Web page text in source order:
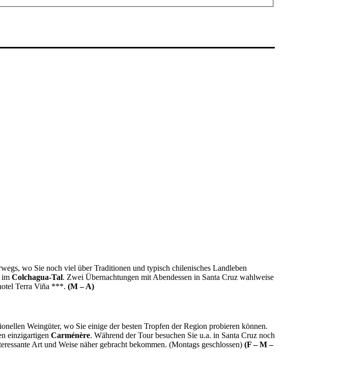
wo Sie noch viel über Traditionen und typisch chilenisches Landleben
im Colchagua-Tal. Zwei Übernachtungen mit Abendessen in Santa Cruz wahlweise
Terra Viña ***. (M – A)
Weingüter, wo Sie einige der besten Tropfen der Region probieren können.
einzigartigen Carménère. Während der Tour besuchen Sie u.a. in Santa Cruz noch
Art und Weise näher gebracht bekommen. (Montags geschlossen) (F – M –